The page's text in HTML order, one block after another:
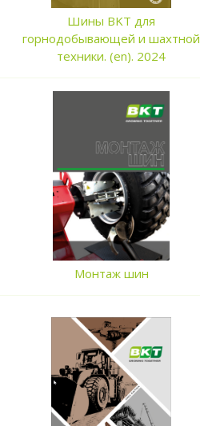
Шины BKT для
горнодобывающей и шахтной
техники. (en). 2024
Монтаж шин